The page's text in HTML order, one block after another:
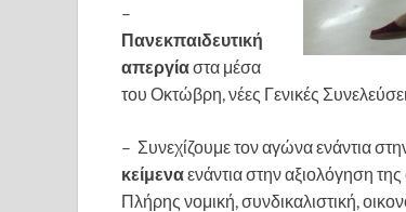
–
Πανεκπαιδευτική
απεργίαστα μέσα
του Οκτώβρη, νέες Γενικές
– Συνεχίζουμε τον αγώνα ενάντια
κείμεναενάντια στην αξιολόγηση
Πλήρης νομική, συνδικαλιστική,